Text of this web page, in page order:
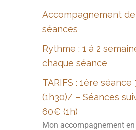
Accompagnement de
séances
Rythme : 1 à 2
chaque séance
TARIFS : 1ère
(1h30)/ – Séances
60€ (1h)
Mon accompagnement en